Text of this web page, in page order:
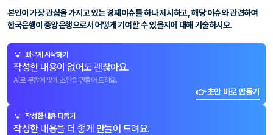
본인이 가장 관심을 가지고 있는 경제이슈를 하나 제시하고, 해당 이슈와 관련하여
한국은행이 중앙은행으로서 어떻게 기여할 수 있을지에 대해 기술하시오.
빠르게 시작하기
작성한 내용이 없어도 괜찮아요.
AI로 문항에 맞게 초안을 만들어 드려요.
👉 초안 바로 만들기
작성한 내용 다듬기
작성한 내용을 더 좋게 만들어 드려요.